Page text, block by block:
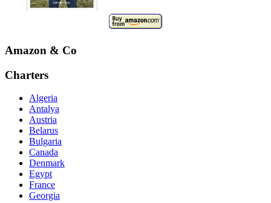
Amazon & Co
Charters
Algeria
Antalya
Austria
Belarus
Bulgaria
Canada
Denmark
Egypt
France
Georgia